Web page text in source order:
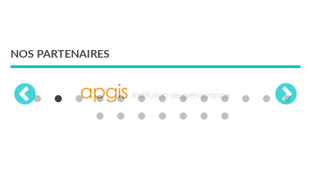
NOS PARTENAIRES